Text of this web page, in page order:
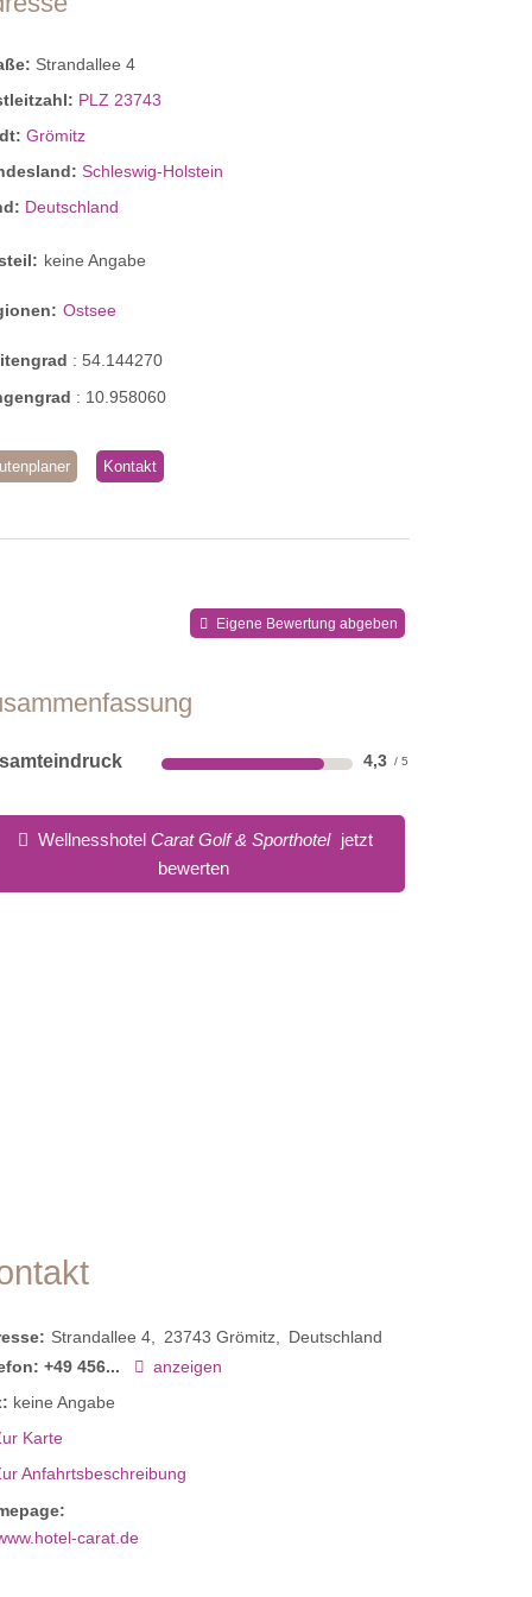
Strandallee 4
PLZ 23743
Grömitz
Schleswig-Holstein
Deutschland
keine Angabe
Ostsee
:54.144270
: 10.958060
Kontakt
Eigene Bewertung abgeben
4,3
WellnesshotelCarat Golf & Sporthotel jetzt
bewerten
Strandallee 4 23743 Grömitz
Deutschland
+49 456...
anzeigen
keine Angabe
Karte
Anfahrtsbeschreibung
carat.de